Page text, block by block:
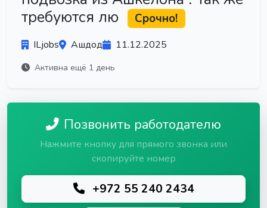
требуются лю
Срочно!
ILjobs Ашдод 11.12.2025
Активна ещё 1 день
Позвонить работодателю
Нажмите кнопку для прямого звонка или
скопируйте номер
+972 55 240 2434